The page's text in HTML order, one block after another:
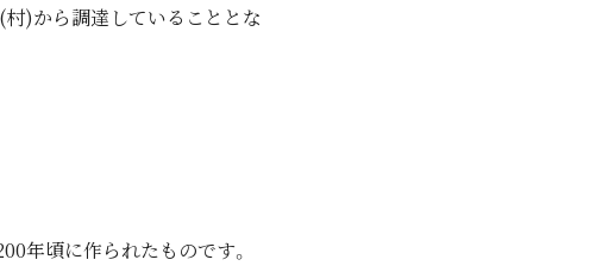
)から調達していることとな
年頃に作られたものです。